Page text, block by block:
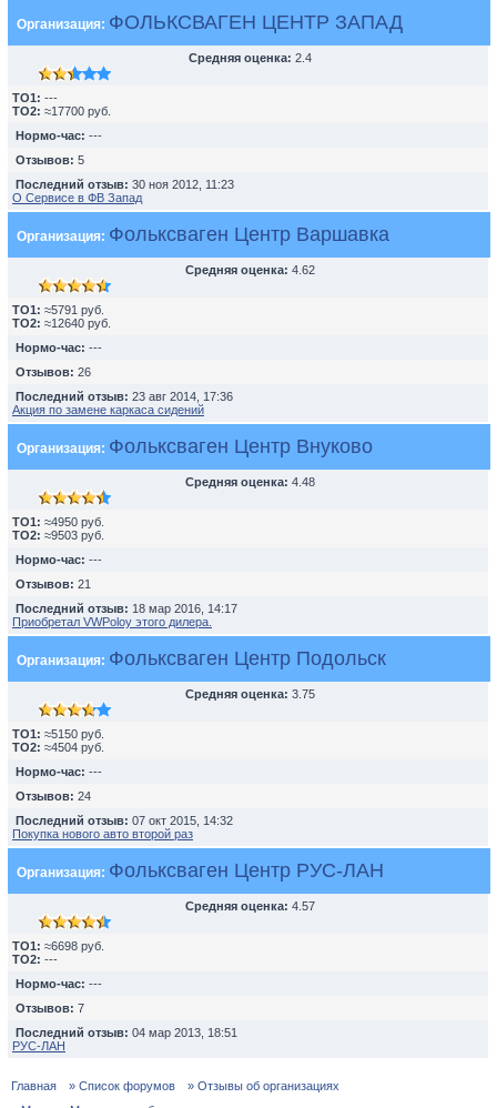
Организация: ФОЛЬКСВАГЕН ЦЕНТР ЗАПАД
Средняя оценка: 2.4
TO1: ---
TO2: ≈17700 руб.
Нормо-час: ---
Отзывов: 5
Последний отзыв: 30 ноя 2012, 11:23
О Сервисе в ФВ Запад
Организация: Фольксваген Центр Варшавка
Средняя оценка: 4.62
TO1: ≈5791 руб.
TO2: ≈12640 руб.
Нормо-час: ---
Отзывов: 26
Последний отзыв: 23 авг 2014, 17:36
Акция по замене каркаса сидений
Организация: Фольксваген Центр Внуково
Средняя оценка: 4.48
TO1: ≈4950 руб.
TO2: ≈9503 руб.
Нормо-час: ---
Отзывов: 21
Последний отзыв: 18 мар 2016, 14:17
Приобретал VWPoloу этого дилера.
Организация: Фольксваген Центр Подольск
Средняя оценка: 3.75
TO1: ≈5150 руб.
TO2: ≈4504 руб.
Нормо-час: ---
Отзывов: 24
Последний отзыв: 07 окт 2015, 14:32
Покупка нового авто второй раз
Организация: Фольксваген Центр РУС-ЛАН
Средняя оценка: 4.57
TO1: ≈6698 руб.
TO2: ---
Нормо-час: ---
Отзывов: 7
Последний отзыв: 04 мар 2013, 18:51
РУС-ЛАН
Главная » Список форумов
» Отзывы об организациях